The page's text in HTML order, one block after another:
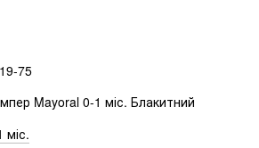
75
Mayoral 0-1 міс. Блакитний
міс.